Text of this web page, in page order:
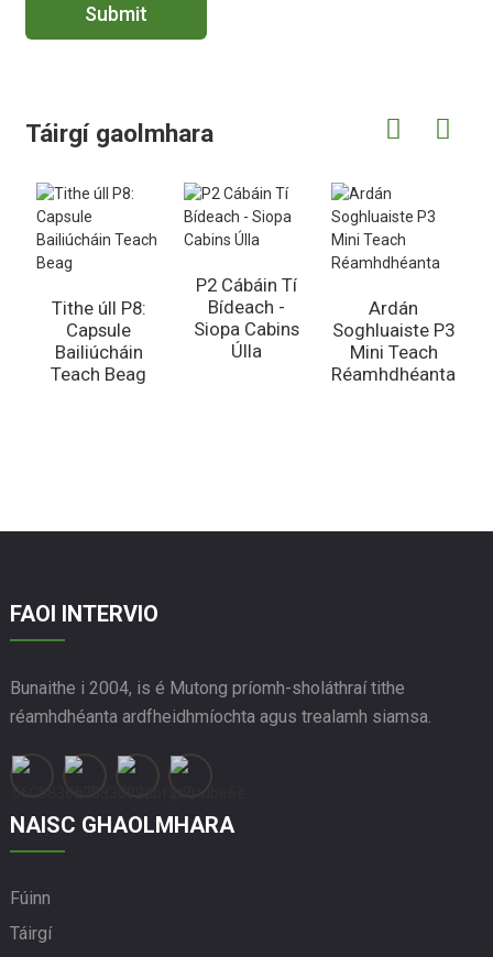
Submit
Táirgí gaolmhara
Tithe úll P8:
Capsule
Bailiúcháin
Teach Beag
P2 Cábáin Tí
Bídeach -
Siopa Cabins
Úlla
Ardán
Soghluaiste P3
Mini Teach
Réamhdhéanta
FAOI INTERVIO
Bunaithe i 2004, is é Mutong príomh-sholáthraí tithe
réamhdhéanta ardfheidhmíochta agus trealamh siamsa.
NAISC GHAOLMHARA
Fúinn
Táirgí